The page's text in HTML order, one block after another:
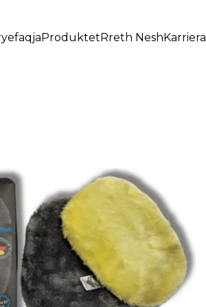
ProduktetRreth NeshKarriera